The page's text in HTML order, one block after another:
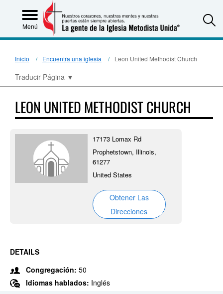
Menú
Inicio Encuentra una iglesia Leon United Methodist Church
Traducir Página ▼
LEON UNITED METHODIST CHURCH
17173 Lomax Rd
Prophetstown, Illinois,
61277
United States
Obtener Las
Direcciones
DETAILS
Congregación: 50
Idiomas hablados: Inglés